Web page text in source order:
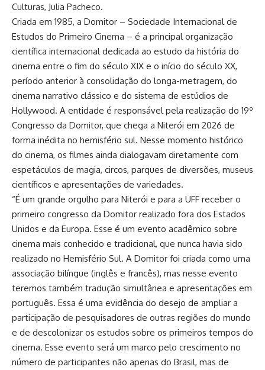
Culturas, Julia Pacheco.
Criada em 1985, a Domitor – Sociedade Internacional de
Estudos do Primeiro Cinema – é a principal organização
científica internacional dedicada ao estudo da história do
cinema entre o fim do século XIX e o início do século XX,
período anterior à consolidação do longa-metragem, do
cinema narrativo clássico e do sistema de estúdios de
Hollywood. A entidade é responsável pela realização do 19º
Congresso da Domitor, que chega a Niterói em 2026 de
forma inédita no hemisfério sul. Nesse momento histórico
do cinema, os filmes ainda dialogavam diretamente com
espetáculos de magia, circos, parques de diversões, museus
científicos e apresentações de variedades.
“É um grande orgulho para Niterói e para a UFF receber o
primeiro congresso da Domitor realizado fora dos Estados
Unidos e da Europa. Esse é um evento acadêmico sobre
cinema mais conhecido e tradicional, que nunca havia sido
realizado no Hemisfério Sul. A Domitor foi criada como uma
associação bilíngue (inglês e francês), mas nesse evento
teremos também tradução simultânea e apresentações em
português. Essa é uma evidência do desejo de ampliar a
participação de pesquisadores de outras regiões do mundo
e de descolonizar os estudos sobre os primeiros tempos do
cinema. Esse evento será um marco pelo crescimento no
número de participantes não apenas do Brasil, mas de